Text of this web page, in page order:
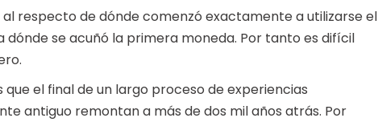
respecto de dónde comenzó exactamente a utilizarse el
se acuñó la primera moneda. Por tanto es difícil
que el final de un largo proceso de experiencias
antiguo remontan a más de dos mil años atrás. Por